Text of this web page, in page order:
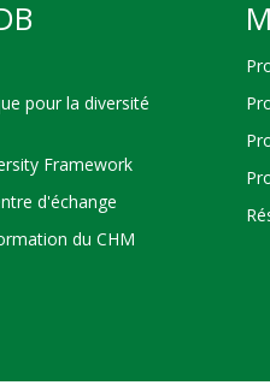
pour la diversité
Framework
d'échange
du CHM